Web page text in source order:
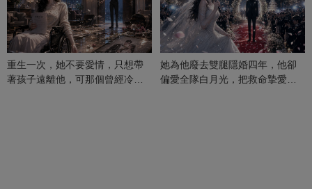
重生一次，她不要愛情，只想帶
著孩子遠離他，可那個曾經冷漠
她為他廢去雙腿隱婚四年，他卻
偏愛全隊白月光，把救命摯愛當